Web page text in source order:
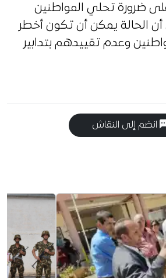
على ضرورة تحلي المواطنين
أن الحالة يمكن أن تكون أخطر
وعدم تقييدهم بتدابير
انضم إلى النقاش